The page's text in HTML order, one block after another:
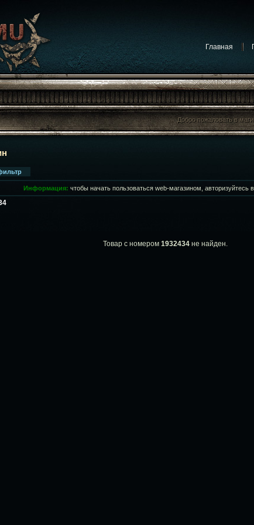
Главная
Добро пожаловать в
Добро пожаловать в
Информация: чтобы начать пользоваться web-магазином, авторизуйтесь в
Товар с номером 1932434не найден.